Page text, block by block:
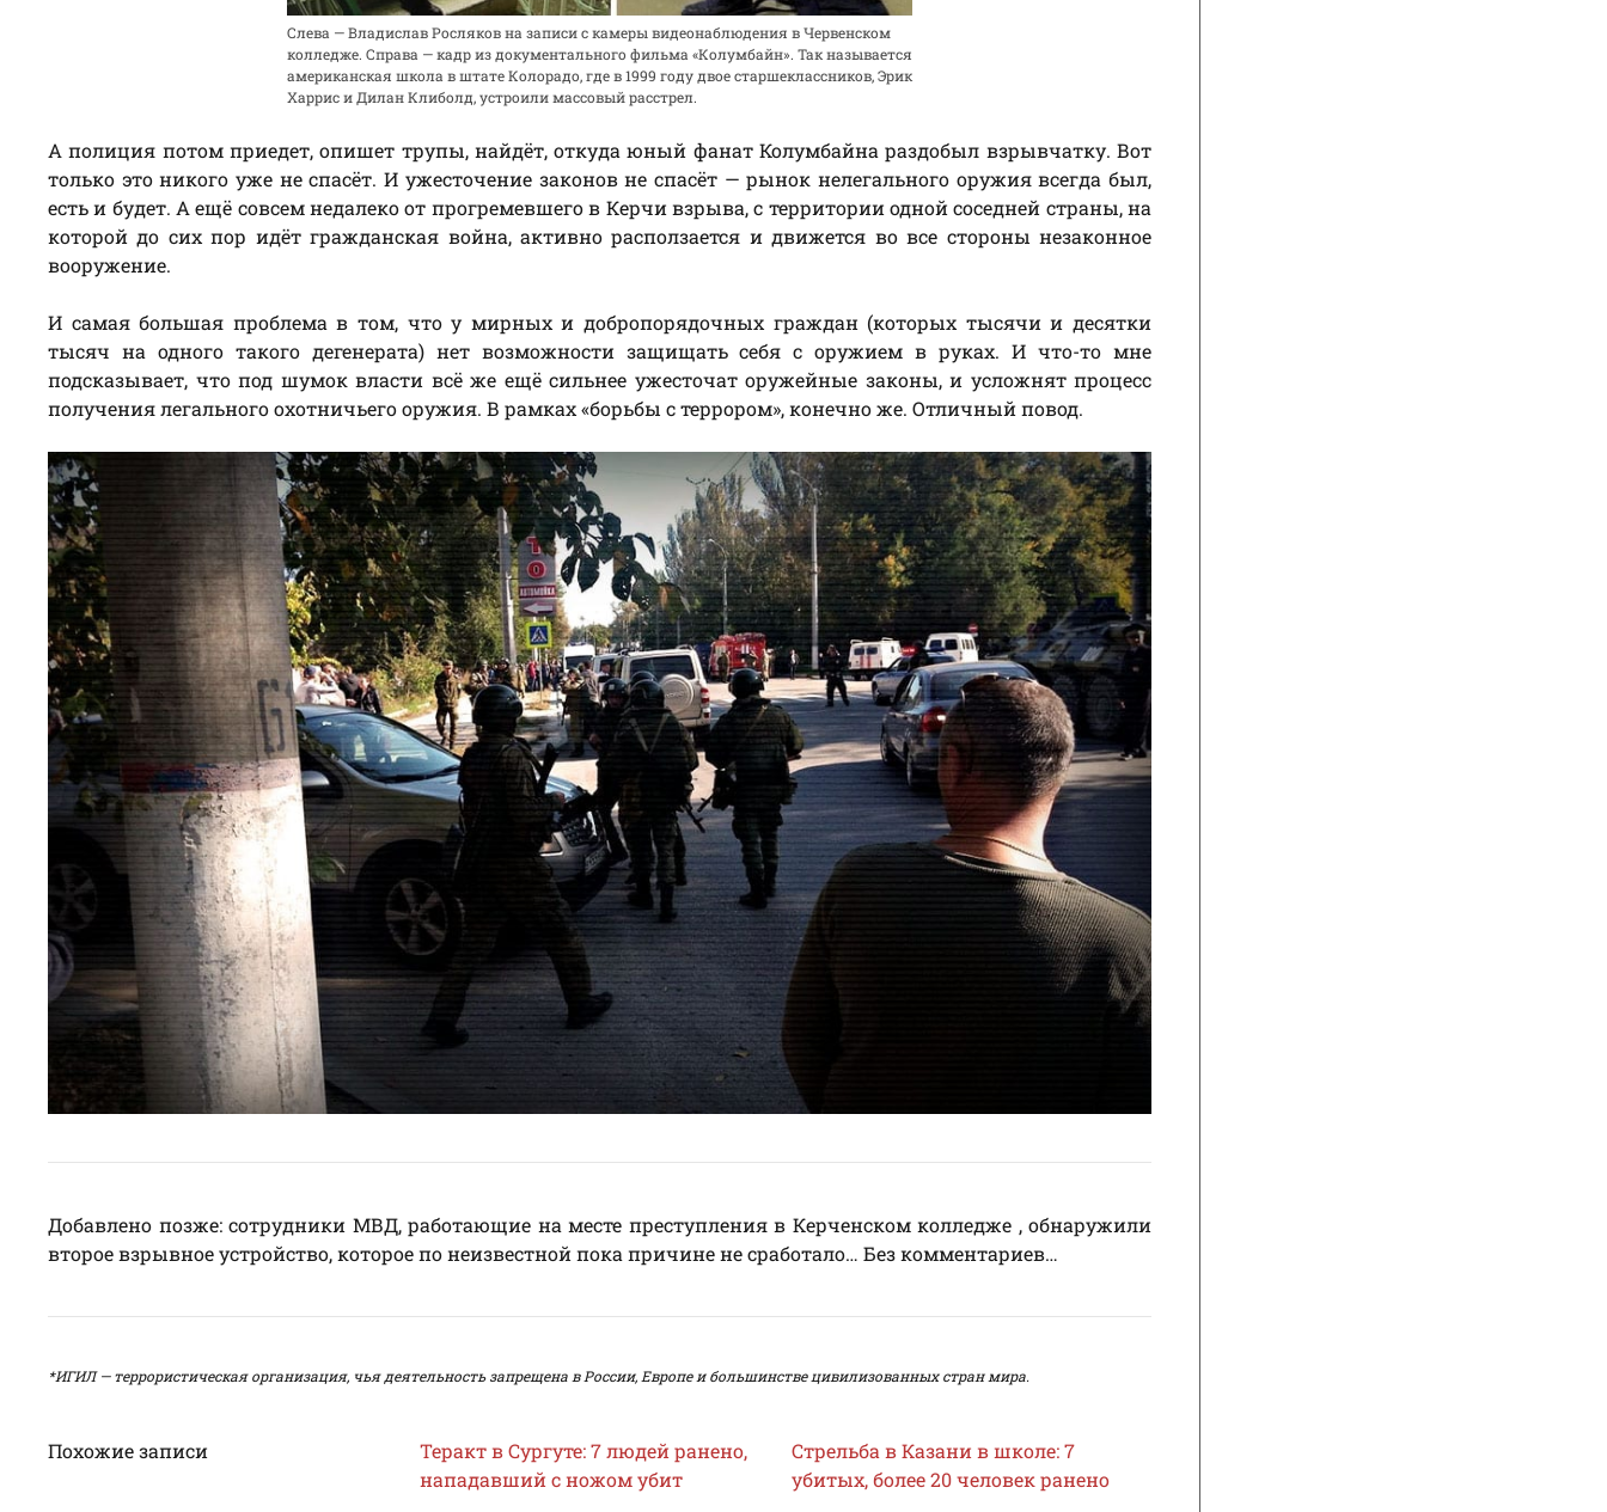
Слева — Владислав Росляков на записи с камеры видеонаблюдения в Червенском
колледже. Справа — кадр из документального фильма «Колумбайн». Так называется
американская школа в штате Колорадо, где в 1999 году двое старшеклассников, Эрик
Харрис и Дилан Клиболд, устроили массовый расстрел.
А полиция потом приедет, опишет трупы, найдёт, откуда юный фанат Колумбайна раздобыл взрывчатку. Вот
только это никого уже не спасёт. И ужесточение законов не спасёт — рынок нелегального оружия всегда был,
есть и будет. А ещё совсем недалеко от прогремевшего в Керчи взрыва, с территории одной соседней страны, на
которой до сих пор идёт гражданская война, активно расползается и движется во все стороны незаконное
вооружение.
И самая большая проблема в том, что у мирных и добропорядочных граждан (которых тысячи и десятки
тысяч на одного такого дегенерата) нет возможности защищать себя с оружием в руках. И что-то мне
подсказывает, что под шумок власти всё же ещё сильнее ужесточат оружейные законы, и усложнят процесс
получения легального охотничьего оружия. В рамках «борьбы с террором», конечно же. Отличный повод.
Добавлено позже: сотрудники МВД, работающие на месте преступления в Керченском колледже , обнаружили
второе взрывное устройство, которое по неизвестной пока причине не сработало… Без комментариев…
*ИГИЛ — террористическая организация, чья деятельность запрещена в России, Европе и большинстве цивилизованных стран мира.
Похожие записи
Теракт в Сургуте: 7 людей ранено,
нападавший с ножом убит
Стрельба в Казани в школе: 7
убитых, более 20 человек ранено